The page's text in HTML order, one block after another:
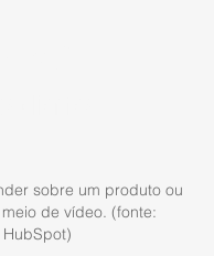
sobre um produto ou
de vídeo. (fonte:
HubSpot)